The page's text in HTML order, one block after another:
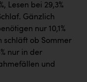
Lesen bei 29,3%
Gänzlich
nur 10,1%
schläft ob Sommer
nur in der
und